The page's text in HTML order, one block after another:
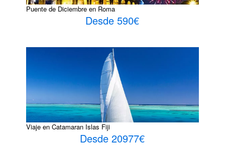
Puente de Diciembre en Roma
Desde 590€
Viaje en Catamaran Islas Fiji
Desde 20977€